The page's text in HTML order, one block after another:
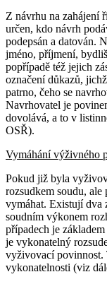
Z návrhu na zahájení
určen, kdo návrh
podepsán a datován.
jméno, příjmení,
popřípadě též jejich
označení důkazů,
patrno, čeho se
Navrhovatel je
dovolává, a to v
OSŘ).
Vymáhání výživného
Pokud již byla
rozsudkem soudu,
vymáhat. Existují dva
soudním výkonem
případech je
je vykonatelný
vyživovací povinnost.
vykonatelnosti (viz